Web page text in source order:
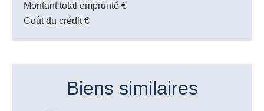
Montant total emprunté €
Coût du crédit€
Biens similaires